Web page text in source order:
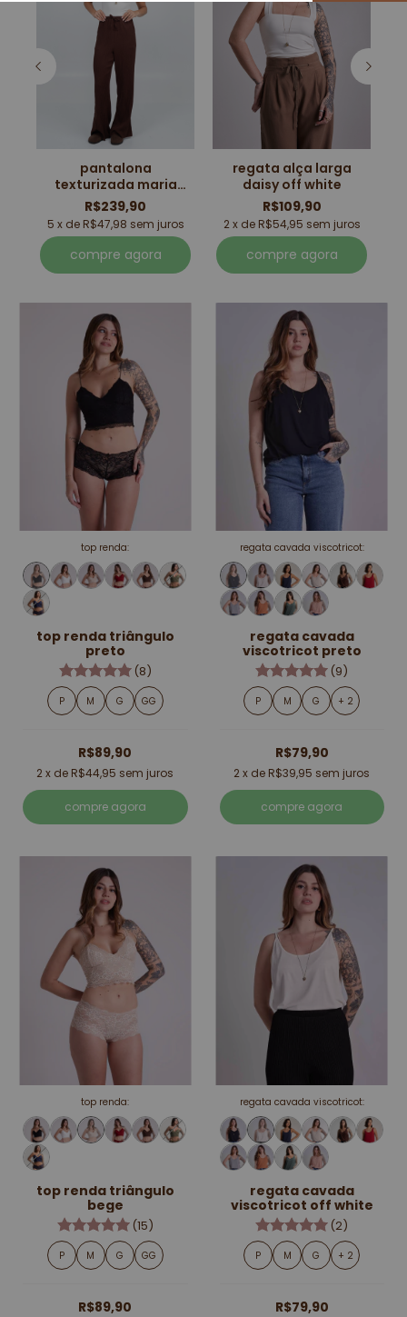
pantalona
texturizada maria
marrom
R$239,90
5 x de R$47,98 sem juros
compre agora
regata alça larga
daisy off white
R$109,90
2 x de R$54,95 sem juros
compre agora
top renda:
top renda triângulo
preto
(8)
P M G GG
R$89,90
2x de R$44,95 sem juros
compre agora
regata cavada viscotricot:
regata cavada
viscotricot preto
(9)
P M G + 2
R$79,90
2x de R$39,95 sem juros
compre agora
top renda:
top renda triângulo
bege
(15)
P M G GG
R$89,90
regata cavada viscotricot:
regata cavada
viscotricot off white
(2)
P M G + 2
R$79,90